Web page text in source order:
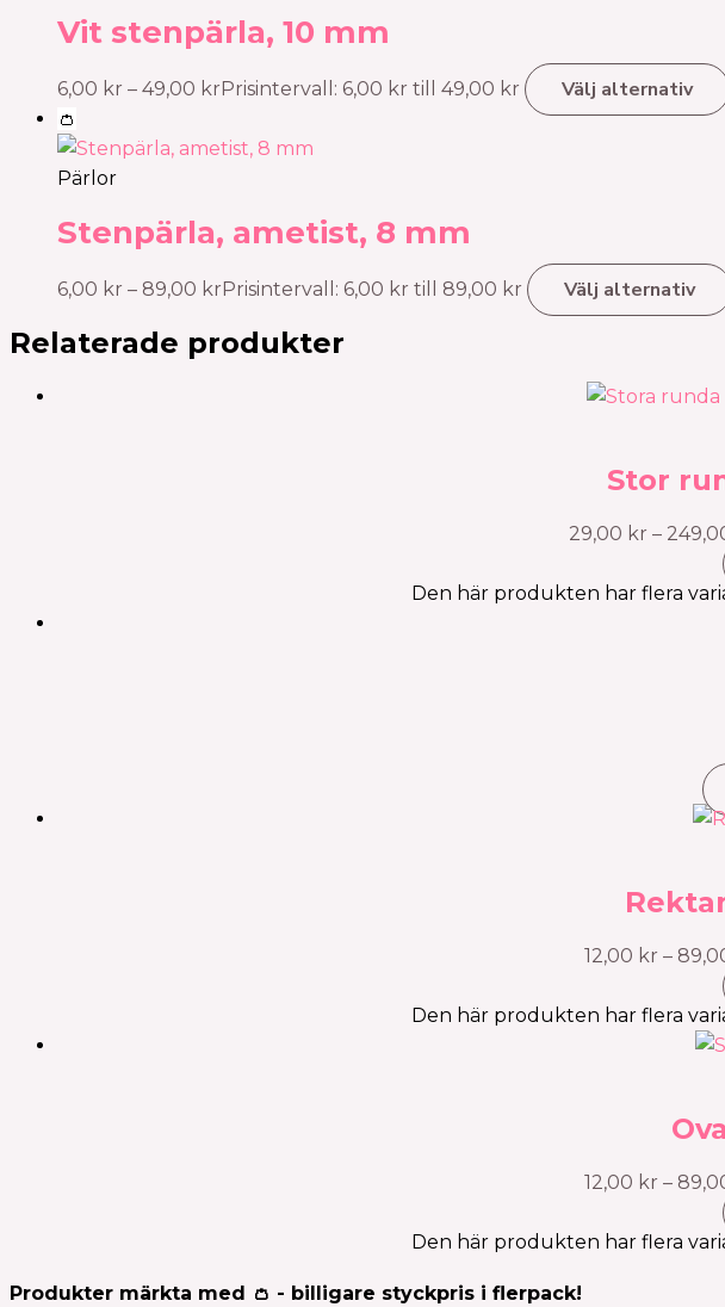
Vit stenpärla, 10 mm
6,00 kr – 49,00 krPrisintervall: 6,00 kr till 49,00 kr Välj alternativ
👛
Pärlor
Stenpärla, ametist, 8 mm
6,00 kr – 89,00 krPrisintervall: 6,00 kr till 89,00 kr Välj alternativ
Relaterade produkter
Stor
29,00 kr –
Den här produkten har flera
12,00 kr –
Den här produkten har flera
12,00 kr –
Den här produkten har flera
Produkter märkta med 👛 - billigare styckpris i flerpack!